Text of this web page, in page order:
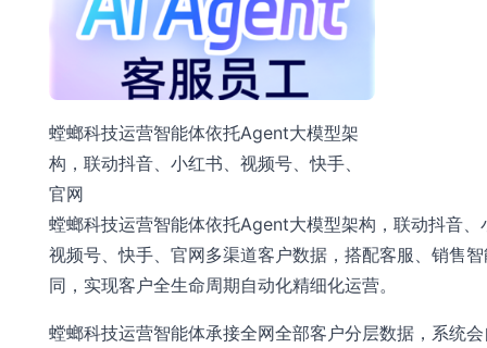
螳螂科技运营智能体依托Agent大模型架
构，联动抖音、小红书、视频号、快手、
官网
螳螂科技运营智能体依托Agent大模型架构，联动抖音、
视频号、快手、官网多渠道客户数据，搭配客服、销售
同，实现客户全生命周期自动化精细化运营。
螳螂科技运营智能体承接全网全部客户分层数据，系统